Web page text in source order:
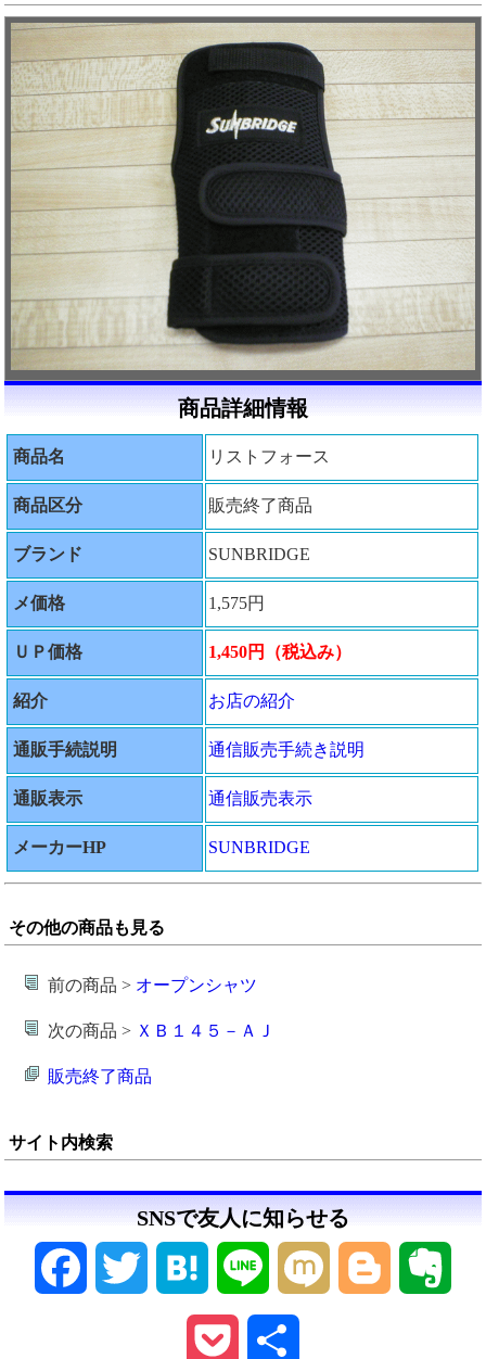
商品詳細情報
商品名 リストフォース
商品区分 販売終了商品
ブランド SUNBRIDGE
メ価格 1,575円
ＵＰ価格 1,450円（税込み）
紹介 お店の紹介
通販手続説明 通信販売手続き説明
通販表示 通信販売表示
メーカーHP SUNBRIDGE
その他の商品も見る
前の商品 > オープンシャツ
次の商品 > ＸＢ１４５－ＡＪ
販売終了商品
サイト内検索
SNSで友人に知らせる
Facebook Twitter Hatena Line Mixi Blogger
Pocket